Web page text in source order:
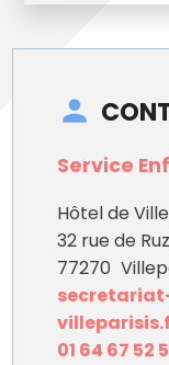
Service
Hôtel de Ville
32 rue de
77270
01 64 67 52